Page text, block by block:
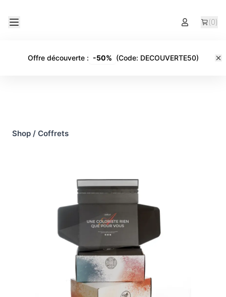
(0)
Offre découverte: -50% (Code: DECOUVERTE50)
Shop / Coffrets